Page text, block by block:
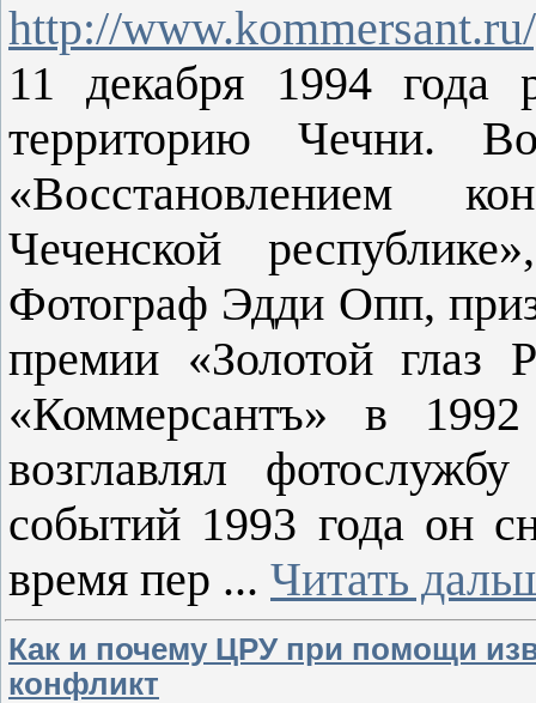
http://
11 декабря 1994 года
территорию Чечни.
«Восстановлением
Чеченской
Фотограф Эдди Опп,
премии «Золотой глаз
«Коммерсантъ» в
возглавлял
событий 1993 года он
время пер ... Читать
Как и почему ЦРУ при помощи
конфликт